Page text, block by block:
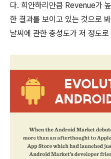
다. 희안하리만큼 Revenue가
한 결과를 보이고 있는 것으로
날씨에 관한 충성도가 저 정도